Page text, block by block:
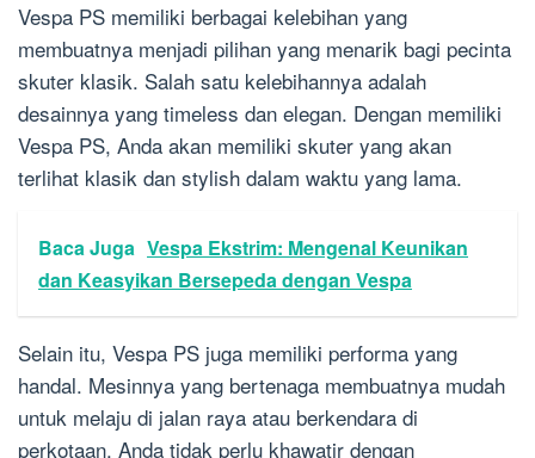
Vespa PS memiliki berbagai kelebihan yang
membuatnya menjadi pilihan yang menarik bagi pecinta
skuter klasik. Salah satu kelebihannya adalah
desainnya yang timeless dan elegan. Dengan memiliki
Vespa PS, Anda akan memiliki skuter yang akan
terlihat klasik dan stylish dalam waktu yang lama.
Baca Juga Vespa Ekstrim: Mengenal Keunikan
dan Keasyikan Bersepeda dengan Vespa
Selain itu, Vespa PS juga memiliki performa yang
handal. Mesinnya yang bertenaga membuatnya mudah
untuk melaju di jalan raya atau berkendara di
perkotaan. Anda tidak perlu khawatir dengan